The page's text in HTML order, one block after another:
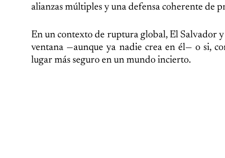
alianzas múltiples y una defensa coherente de
En un contexto de ruptura global, El Salvador
ventana —aunque ya nadie crea en él— o si,
lugar más seguro en un mundo incierto.